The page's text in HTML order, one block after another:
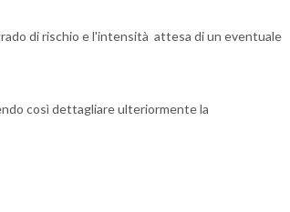
di rischio e l'intensità attesa di un eventuale
così dettagliare ulteriormente la